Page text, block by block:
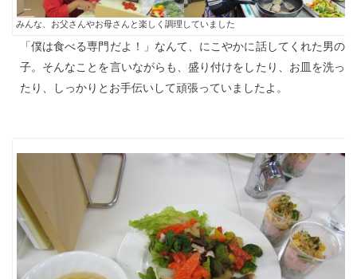
みんな、お父さんやお母さんと楽しく調理していました
「僕は食べる専門だよ！」なんて、にこやかに話してくれた男の
子。そんなことを言いながらも、盛り付けをしたり、お皿を洗っ
たり、しっかりとお手伝いして頑張っていましたよ。